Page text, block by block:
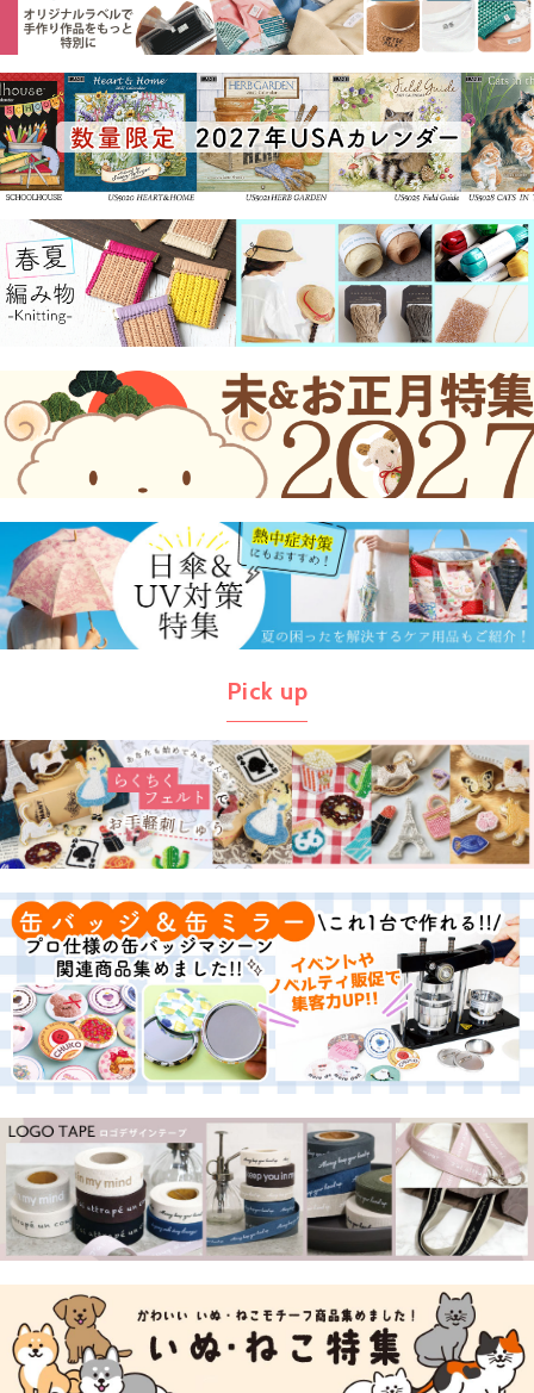
Pick up